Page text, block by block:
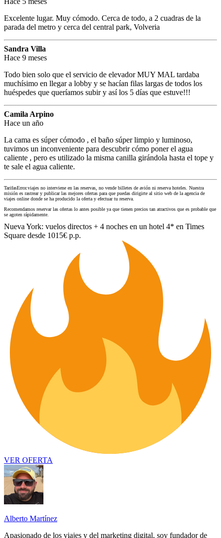
Excelente lugar. Muy cómodo. Cerca de todo, a 2 cuadras de la
parada del metro y cerca del central park, Volveria
Sandra Villa
Hace 9 meses
Todo bien solo que el servicio de elevador MUY MAL tardaba
muchísimo en llegar a lobby y se hacían filas largas de todos los
huéspedes que queríamos subir y así los 5 días que estuve!!!
Camila Arpino
Hace un año
La cama es súper cómodo , el baño súper limpio y luminoso,
tuvimos un inconveniente para descubrir cómo poner el agua
caliente , pero es utilizado la misma canilla girándola hasta el tope y
te sale el agua caliente.
TarifasError.viajes no interviene en las reservas, no vende billetes de avión ni reserva hoteles. Nuestra
misión es rastrear y publicar las mejores ofertas para que puedas dirigirte al sitio web de la agencia de
viajes online donde se ha producido la oferta y efectuar tu reserva.
Recomendamos reservar las ofertas lo antes posible ya que tienen precios tan atractivos que es probable que
se agoten rápidamente.
Nueva York: vuelos directos + 4 noches en un hotel 4* en Times
Square desde 1015€ p.p.
VER OFERTA
Alberto Martínez
Apasionado de los viajes y del marketing digital, soy fundador de